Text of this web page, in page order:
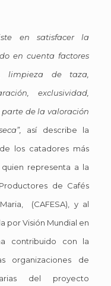
en satisfacer la
en cuenta factores
limpieza de taza,
exclusividad,
de la valoración
así describe la
los catadores más
representa a la
de Cafés
(CAFESA), y al
porVisión Mundial en
contribuido con la
organizaciones de
del proyecto